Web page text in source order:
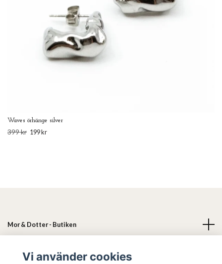
Waves örhänge silver
399 kr 199 kr
Mor & Dotter - Butiken
Läs merVi använder cookies